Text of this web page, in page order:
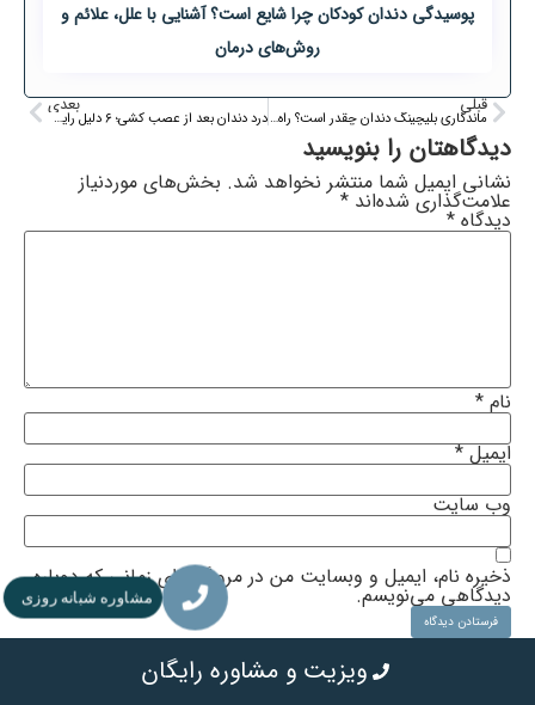
پوسیدگی دندان کودکان چرا شایع است؟ آشنایی با علل، علائم و
روش‌های درمان
قبلی
ماندگاری بلیچینگ دندان چقدر است؟ راه های افزایش طول عمر بلیچینگ
بعدی
درد دندان بعد از عصب کشی؛ ۶ دلیل رایج و روش‌های درمان
دیدگاهتان را بنویسید
نشانی ایمیل شما منتشر نخواهد شد. بخش‌های موردنیاز
علامت‌گذاری شده‌اند *
دیدگاه *
نام *
ایمیل*
وب‌ سایت
ذخیره نام، ایمیل و وبسایت من در مرورگر برای زمانی که دوباره
دیدگاهی می‌نویسم.
ویزیت و مشاوره رایگان
مشاوره شبانه روزی